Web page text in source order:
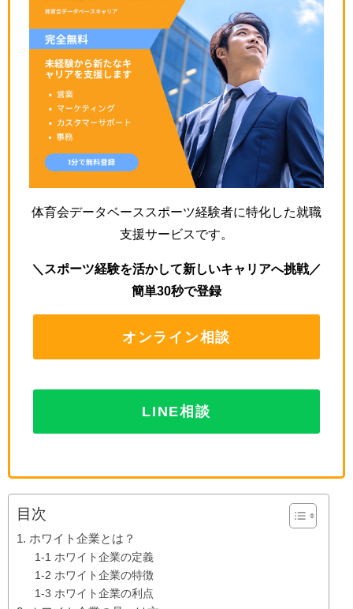
体育会データベーススポーツ経験者に特化した就職
支援サービスです。
＼スポーツ経験を活かして新しいキャリアへ挑戦／
簡単30秒で登録
オンライン相談
LINE相談
目次
1. ホワイト企業とは？
1-1 ホワイト企業の定義
1-2 ホワイト企業の特徴
1-3 ホワイト企業の利点